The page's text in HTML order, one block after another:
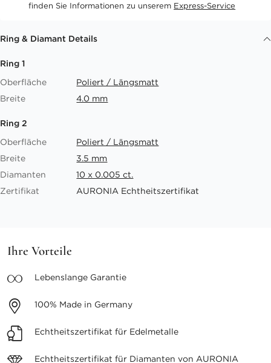
finden Sie Informationen zu unserem Express-Service
Ring & Diamant Details
Ring 1
Oberfläche
Poliert / Längsmatt
Breite
4.0 mm
Ring 2
Oberfläche
Poliert / Längsmatt
Breite
3.5 mm
Diamanten
10 x 0.005 ct.
Zertifikat
AURONIA Echtheitszertifikat
Ihre Vorteile
Lebenslange Garantie
100% Made in Germany
Echtheitszertifikat für Edelmetalle
Echtheitszertifikat für Diamanten von AURONIA